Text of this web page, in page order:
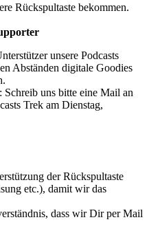
Rückspultaste bekommen.
unsere Podcasts
Abständen digitale Goodies
uns bitte eine Mail an
Trek am Dienstag,
der Rückspultaste
etc.), damit wir das
dass wir Dir per Mail